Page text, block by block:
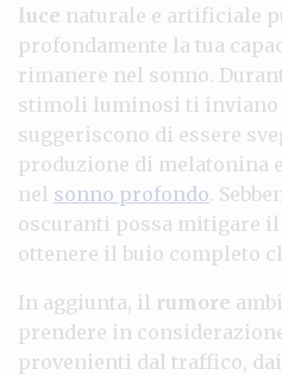
luce naturale e artificiale
profondamente la tua
rimanere nel sonno.
stimoli luminosi ti inviano
suggeriscono di essere
produzione di melatonina
nel sonno profondo.
oscuranti possa mitigare
ottenere il buio completo
In aggiunta, il rumore
prendere in
provenienti dal traffico,